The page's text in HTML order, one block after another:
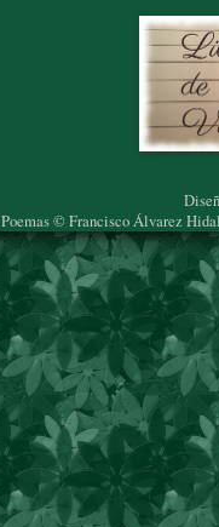
Poemas © Francisco Álvarez